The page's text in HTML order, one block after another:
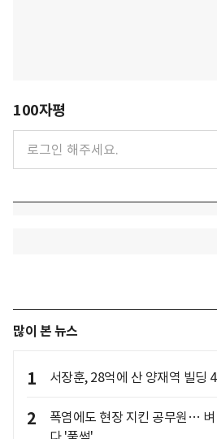
100자평
많이 본 뉴스
1 서장훈, 28억에 산 양재역 빌딩
2
폭염에도 현장 지킨 공무원…